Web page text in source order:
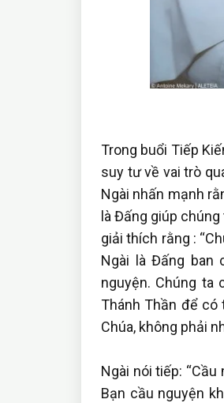
Trong buổi Tiếp
suy tư về vai trò
Ngài nhấn mạnh
là Đấng giúp
giải thích rằng :
Ngài là Đấng ban
nguyện. Chúng ta
Thánh Thần để
Chúa, không phải
Ngài nói tiếp:
Bạn cầu nguyện